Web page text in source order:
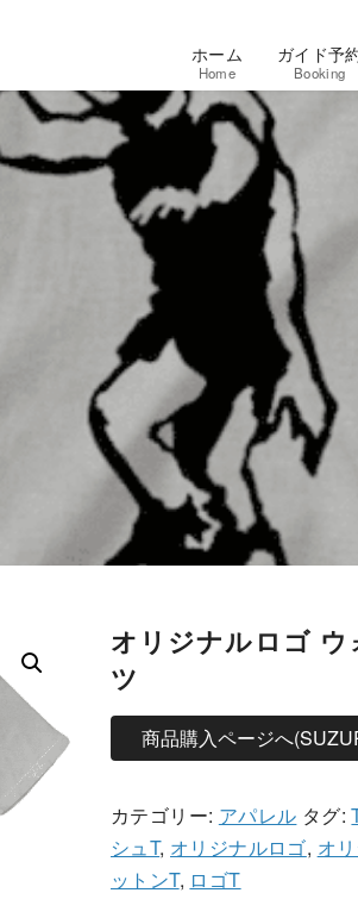
ホーム
Home
ガイド予
Booking
オリジナルロゴ ウ
ツ
商品購入ページへ
カテゴリー: アパレル タグ:
シュT, オリジナルロゴ, オ
ットンT, ロゴT